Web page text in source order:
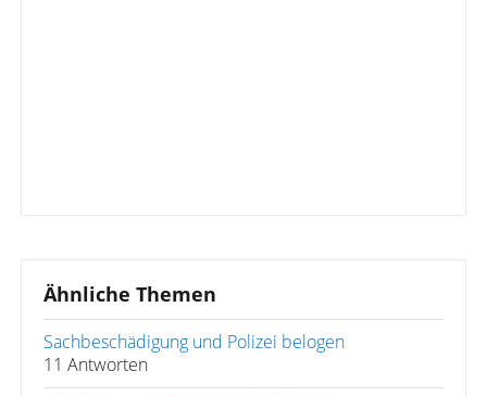
Ähnliche Themen
Sachbeschädigung und Polizei belogen
11 Antworten